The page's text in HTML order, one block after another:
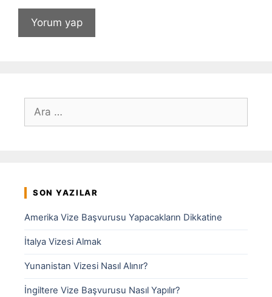
için
SON YAZILAR
Amerika Vize Başvurusu Yapacakların Dikkatine
İtalya Vizesi Almak
Yunanistan Vizesi Nasıl Alınır?
İngiltere Vize Başvurusu Nasıl Yapılır?